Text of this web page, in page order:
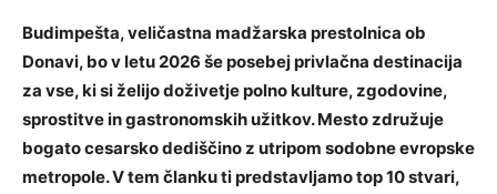
Budimpešta, veličastna madžarska prestolnica ob
Donavi, bo v letu 2026 še posebej privlačna destinacija
za vse, ki si želijo doživetje polno kulture, zgodovine,
sprostitve in gastronomskih užitkov. Mesto združuje
bogato cesarsko dediščino z utripom sodobne evropske
metropole. V tem članku ti predstavljamo top 10 stvari,